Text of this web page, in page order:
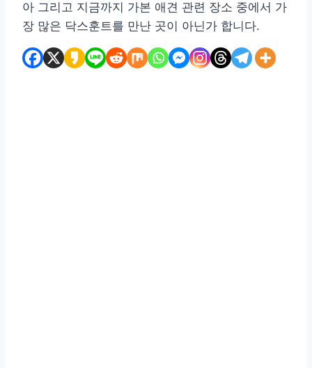
아 그리고 지금까지 가본 애견 관련 장소 중에서 가
장 많은 닥스훈트를 만난 곳이 아닌가 합니다.